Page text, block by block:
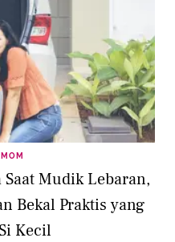
Mudik Lebaran,
Bekal Praktis yang
Kecil